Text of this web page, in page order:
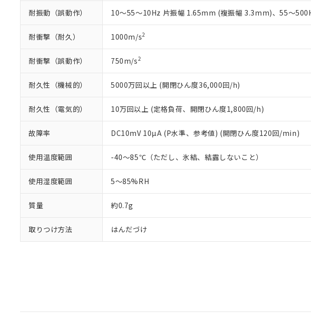
耐振動（誤動作） 10～55～10Hz 片振幅 1.65mm (複振幅 3.3mm)、55～
耐衝撃（耐久） 1000m/s2
耐衝撃（誤動作） 750m/s2
耐久性（機械的） 5000万回以上 (開閉ひん度36,000回/h)
耐久性（電気的） 10万回以上 (定格負荷、開閉ひん度1,800回/h)
故障率 DC10mV 10µA (P水準、参考値) (開閉ひん度120回/min)
使用温度範囲 -40～85℃（ただし、氷結、結露しないこと）
使用湿度範囲 5～85%RH
質量 約0.7g
取りつけ方法 はんだづけ
混在することから備考欄に対応日を記載して
既に当社にて対応品への在庫切替を完了し
り割愛しております。